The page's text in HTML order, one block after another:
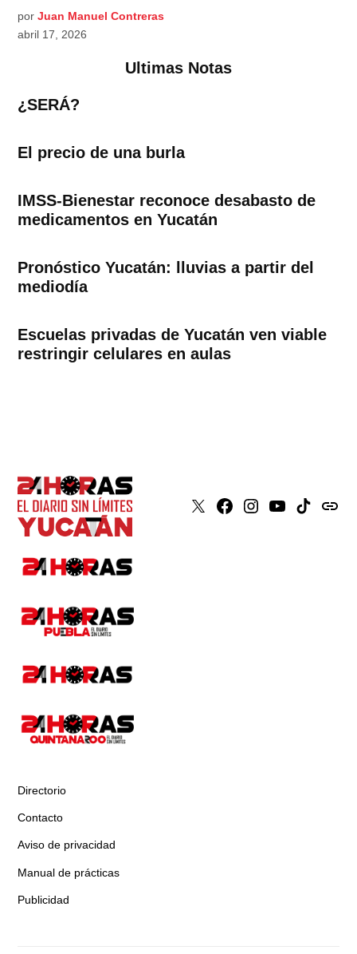
por Juan Manuel Contreras
abril 17, 2026
Ultimas Notas
¿SERÁ?
El precio de una burla
IMSS-Bienestar reconoce desabasto de
medicamentos en Yucatán
Pronóstico Yucatán: lluvias a partir del
mediodía
Escuelas privadas de Yucatán ven viable
restringir celulares en aulas
X Faceboook
Instagram
YoutubeTiktokissuu
Directorio
Contacto
Aviso de privacidad
Manual de prácticas
Publicidad